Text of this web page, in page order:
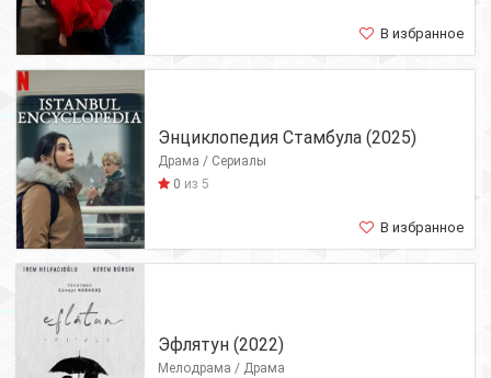
В избранное
Энциклопедия Стамбула (2025)
Драма / Сериалы
0 из 5
В избранное
Эфлятун (2022)
Мелодрама / Драма